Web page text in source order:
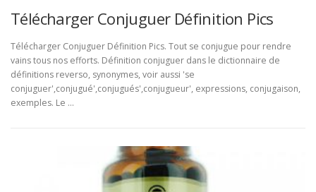
Télécharger Conjuguer Définition Pics
Télécharger Conjuguer Définition Pics. Tout se conjugue pour rendre
vains tous nos efforts. Définition conjuguer dans le dictionnaire de
définitions reverso, synonymes, voir aussi 'se
conjuguer',conjugué',conjugués',conjugueur', expressions, conjugaison,
exemples. Le …